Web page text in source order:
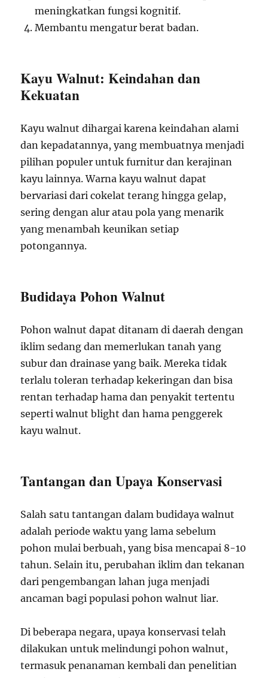
meningkatkan fungsi kognitif.
Membantu mengatur berat badan.
Kayu Walnut: Keindahan dan
Kekuatan
Kayu walnut dihargai karena keindahan alami
dan kepadatannya, yang membuatnya menjadi
pilihan populer untuk furnitur dan kerajinan
kayu lainnya. Warna kayu walnut dapat
bervariasi dari cokelat terang hingga gelap,
sering dengan alur atau pola yang menarik
yang menambah keunikan setiap
potongannya.
Budidaya Pohon Walnut
Pohon walnut dapat ditanam di daerah dengan
iklim sedang dan memerlukan tanah yang
subur dan drainase yang baik. Mereka tidak
terlalu toleran terhadap kekeringan dan bisa
rentan terhadap hama dan penyakit tertentu
seperti walnut blight dan hama penggerek
kayu walnut.
Tantangan dan Upaya Konservasi
Salah satu tantangan dalam budidaya walnut
adalah periode waktu yang lama sebelum
pohon mulai berbuah, yang bisa mencapai 8-10
tahun. Selain itu, perubahan iklim dan tekanan
dari pengembangan lahan juga menjadi
ancaman bagi populasi pohon walnut liar.
Di beberapa negara, upaya konservasi telah
dilakukan untuk melindungi pohon walnut,
termasuk penanaman kembali dan penelitian